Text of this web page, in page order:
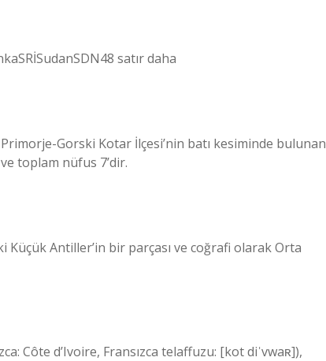
satır daha
Gorski Kotar İlçesi’nin batı kesiminde bulunan
toplam nüfus 7’dir.
Küçük Antiller’in bir parçası ve coğrafi olarak Orta
Côte d’Ivoire, Fransızca telaffuzu: [kot diˈvwaʀ]),